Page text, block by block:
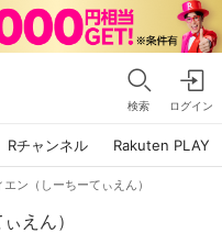
検索 ログイン
Rチャンネル Rakuten PLAY
ン（しーちーてぃえん）
えん）